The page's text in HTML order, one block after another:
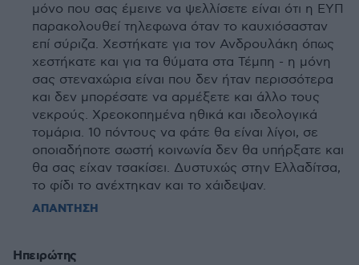
μόνο που σας έμεινε να ψελλίσετε είναι ότι η ΕΥΠ
παρακολουθεί τηλεφωνα όταν το καυχιόσασταν
επί σύριζα. Χεστήκατε για τον Ανδρουλάκη όπως
χεστήκατε και για τα θύματα στα Τέμπη - η μόνη
σας στεναχώρια είναι που δεν ήταν περισσότερα
και δεν μπορέσατε να αρμέξετε και άλλο τους
νεκρούς. Χρεοκοπημένα ηθικά και ιδεολογικά
τομάρια. 10 πόντους να φάτε θα είναι λίγοι, σε
οποιαδήποτε σωστή κοινωνία δεν θα υπήρξατε και
θα σας είχαν τσακίσει. Δυστυχώς στην Ελλαδίτσα,
το φίδι το ανέχτηκαν και το χάιδεψαν.
ΑΠΑΝΤΗΣΗ
Ηπειρώτης